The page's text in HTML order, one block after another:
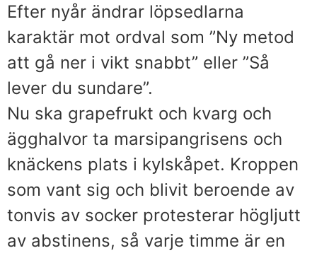
Efter nyår ändrar löpsedlarna
karaktär mot ordval som ”Ny metod
att gå ner i vikt snabbt” eller ”Så
lever du sundare”.
Nu ska grapefrukt och kvarg och
ägghalvor ta marsipangrisens och
knäckens plats i kylskåpet. Kroppen
som vant sig och blivit beroende av
tonvis av socker protesterar högljutt
av abstinens, så varje timme är en